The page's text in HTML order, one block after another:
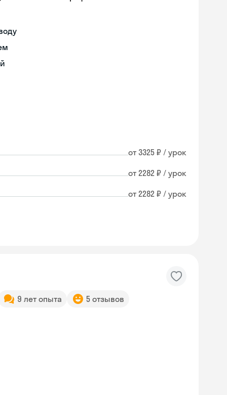
от 3325 ₽ / урок
от 2282 ₽ / урок
от 2282 ₽ / урок
9 лет опыта 5 отзывов